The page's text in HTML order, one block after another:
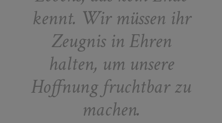
kennt. Wir müssen ihr
Zeugnis in Ehren
halten, um unsere
Hoffnung fruchtbar zu
machen.